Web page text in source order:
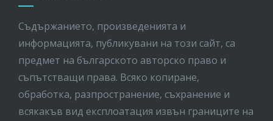
Съдържанието, произведенията и
информацията, публикувани на този сайт, са
предмет на бългaрското авторско право и
съпътстващи права. Всяко копиране,
обработка, разпространение, съхранение и
всякакъв вид експлоатация извън границите на